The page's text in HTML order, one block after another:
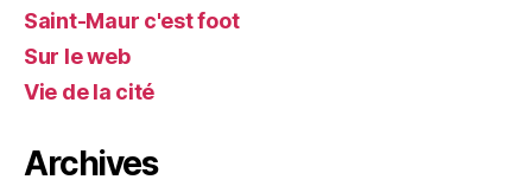
Saint-Maur c'est foot
Sur le web
Vie de la cité
Archives